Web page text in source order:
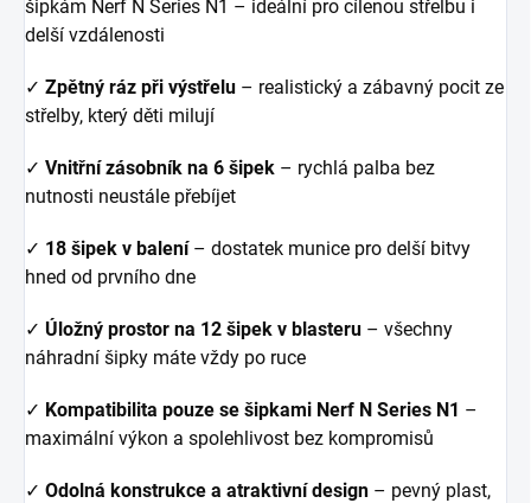
šipkám Nerf N Series N1 – ideální pro cílenou střelbu i
delší vzdálenosti
✓ Zpětný ráz při výstřelu – realistický a zábavný pocit ze
střelby, který děti milují
✓ Vnitřní zásobník na 6 šipek – rychlá palba bez
nutnosti neustále přebíjet
✓ 18 šipek v balení – dostatek munice pro delší bitvy
hned od prvního dne
✓ Úložný prostor na 12 šipek v blasteru – všechny
náhradní šipky máte vždy po ruce
✓ Kompatibilita pouze se šipkami Nerf N Series N1 –
maximální výkon a spolehlivost bez kompromisů
✓ Odolná konstrukce a atraktivní design – pevný plast,